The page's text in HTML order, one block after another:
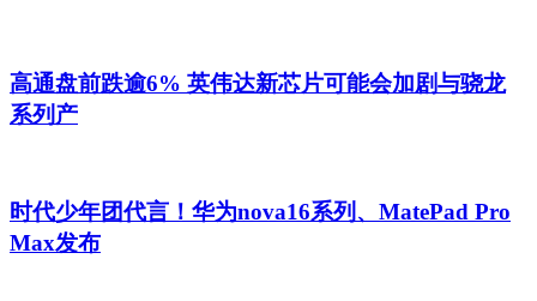
高通盘前跌逾6% 英伟达新芯片可能会加剧与骁龙
系列产
时代少年团代言！华为nova16系列、MatePad Pro
Max发布